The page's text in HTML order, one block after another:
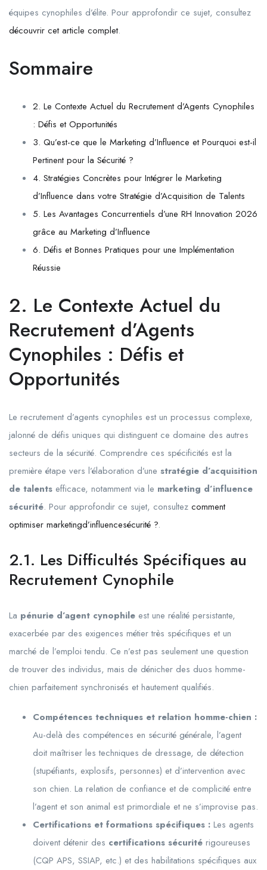
équipes cynophiles d’élite. Pour approfondir ce sujet, consultez
découvrir cet article complet.
Sommaire
2. Le Contexte Actuel du Recrutement d’Agents Cynophiles
: Défis et Opportunités
3. Qu’est-ce que le Marketing d’Influence et Pourquoi est-il
Pertinent pour la Sécurité ?
4. Stratégies Concrètes pour Intégrer le Marketing
d’Influence dans votre Stratégie d’Acquisition de Talents
5. Les Avantages Concurrentiels d’une RH Innovation 2026
grâce au Marketing d’Influence
6. Défis et Bonnes Pratiques pour une Implémentation
Réussie
2. Le Contexte Actuel du
Recrutement d’Agents
Cynophiles : Défis et
Opportunités
Le recrutement d’agents cynophiles est un processus complexe,
jalonné de défis uniques qui distinguent ce domaine des autres
secteurs de la sécurité. Comprendre ces spécificités est la
première étape vers l’élaboration d’une stratégie d’acquisition
de talents efficace, notamment via le marketing d’influence
sécurité. Pour approfondir ce sujet, consultez comment
optimiser marketingd’influencesécurité ?.
2.1. Les Difficultés Spécifiques au
Recrutement Cynophile
La pénurie d’agent cynophile est une réalité persistante,
exacerbée par des exigences métier très spécifiques et un
marché de l’emploi tendu. Ce n’est pas seulement une question
de trouver des individus, mais de dénicher des duos homme-
chien parfaitement synchronisés et hautement qualifiés.
Compétences techniques et relation homme-chien :
Au-delà des compétences en sécurité générale, l’agent
doit maîtriser les techniques de dressage, de détection
(stupéfiants, explosifs, personnes) et d’intervention avec
son chien. La relation de confiance et de complicité entre
l’agent et son animal est primordiale et ne s’improvise pas.
Certifications et formations spécifiques : Les agents
doivent détenir des certifications sécurité rigoureuses
(CQP APS, SSIAP, etc.) et des habilitations spécifiques aux